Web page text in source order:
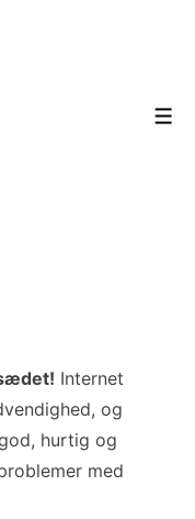
Internet
og
hurtig og
med